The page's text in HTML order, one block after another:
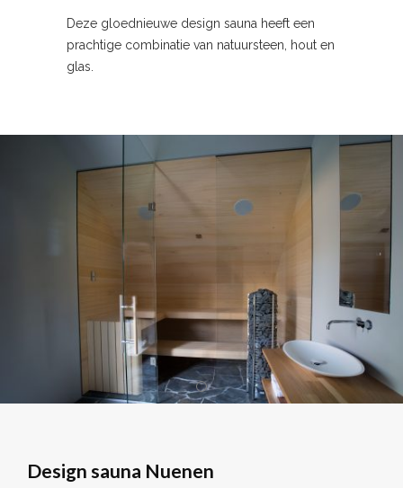
Deze gloednieuwe design sauna heeft een
prachtige combinatie van natuursteen, hout en
glas.
Design sauna Nuenen